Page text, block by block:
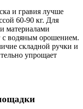
и гравия лучше
60-90 кг. Для
материалами
с водяным орошением.
складной ручки и
упрощает